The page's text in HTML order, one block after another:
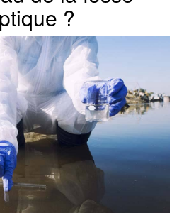
?